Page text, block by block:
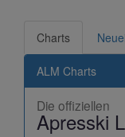
Charts
ALM Charts
Die offiziellen
Apresski